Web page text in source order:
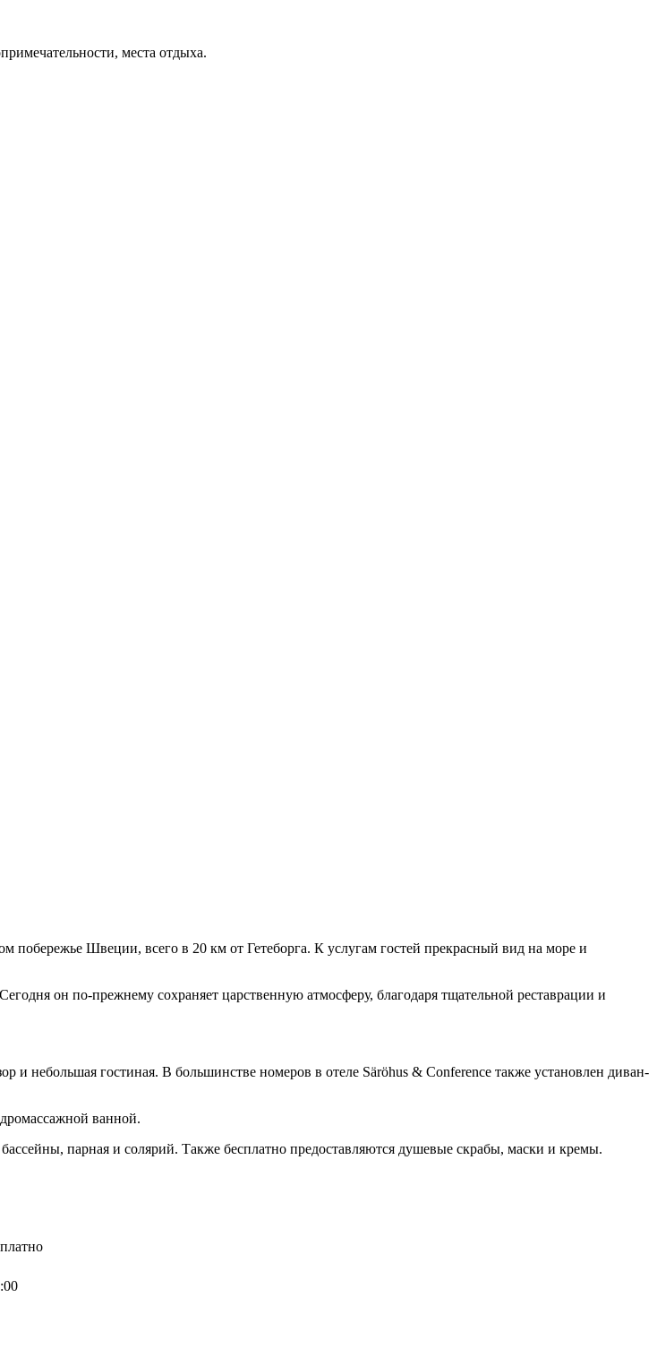
места отдыха.
побережье Швеции, всего в 20 км от Гетеборга. К услугам гостей прекрасный вид на море и
он по-прежнему сохраняет царственную атмосферу, благодаря тщательной реставрации и
и небольшая гостиная. В большинстве номеров в отеле Säröhus & Conference также установлен диван-
ванной.
парная и солярий. Также бесплатно предоставляются душевые скрабы, маски и кремы.